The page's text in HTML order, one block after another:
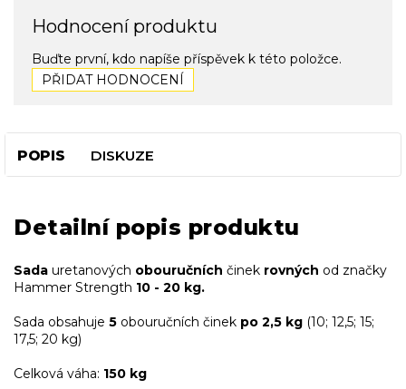
Hodnocení produktu
Buďte první, kdo napíše příspěvek k této položce.
PŘIDAT HODNOCENÍ
POPIS DISKUZE
Detailní popis produktu
Sada uretanových obouručních činek rovných od značky
Hammer Strength 10 - 20 kg.
Sada obsahuje 5 obouručních činek po 2,5 kg (10; 12,5; 15;
17,5; 20 kg)
Celková váha: 150 kg